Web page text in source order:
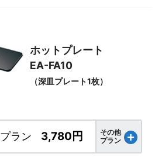
ホットプレート
EA-FA10
（深皿プレート1枚）
プラン 3,780円
その他
プラン